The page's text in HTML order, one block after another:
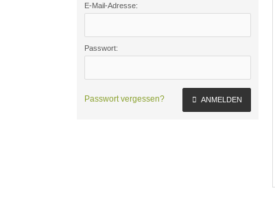
E-Mail-Adresse:
Passwort:
Passwort vergessen? ANMELDEN